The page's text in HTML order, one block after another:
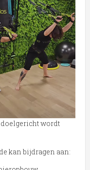
wordt
kan bijdragen aan: